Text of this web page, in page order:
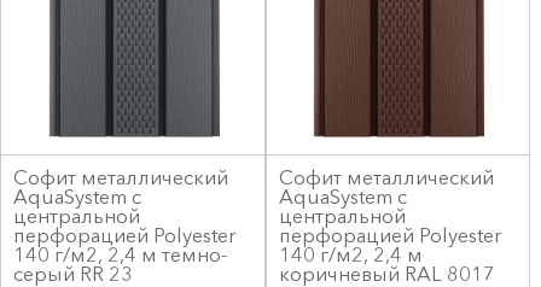
Софит металлический
AquaSystem с
центральной
перфорацией Polyester
140 г/м2, 2,4 м темно-
серый RR 23
Софит металлический
AquaSystem с
центральной
перфорацией Polyester
140 г/м2, 2,4 м
коричневый RAL 8017